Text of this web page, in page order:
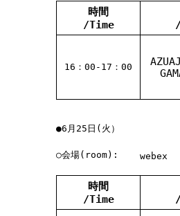
時間
/Time
16：00-17：00
●6月25日(火）
○会場(room): webex
時間
/Time